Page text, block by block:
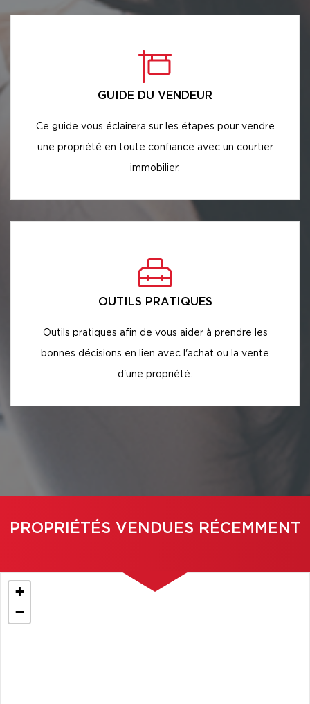
GUIDE DU VENDEUR
Ce guide vous éclairera sur les étapes pour vendre
une propriété en toute confiance avec un courtier
immobilier.
OUTILS PRATIQUES
Outils pratiques afin de vous aider à prendre les
bonnes décisions en lien avec l'achat ou la vente
d'une propriété.
PROPRIÉTÉS VENDUES RÉCEMMENT
+
−